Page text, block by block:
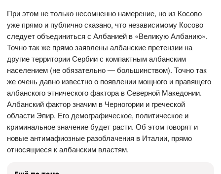
При этом не только несомненно намерение, но из Косово
уже прямо и публично сказано, что независимому Косово
следует объединиться с Албанией в «Великую Албанию».
Точно так же прямо заявлены албанские претензии на
другие территории Сербии с компактным албанским
населением (не обязательно — большинством). Точно так
же очень давно известно о появлении мощного и правящего
албанского этнического фактора в Северной Македонии.
Албанский фактор значим в Черногории и греческой
области Эпир. Его демографическое, политическое и
криминальное значение будет расти. Об этом говорят и
новые антимафиозные разоблачения в Италии, прямо
относящиеся к албанским властям.